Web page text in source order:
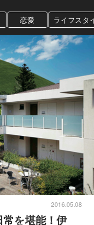
恋愛 ライフスタ
2016.05.08
を堪能！伊